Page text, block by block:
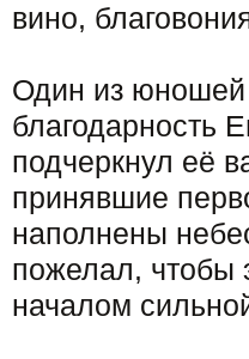
вино,
Один из
благодарность
подчеркнул её
принявшие
наполнены
пожелал, чтобы
началом